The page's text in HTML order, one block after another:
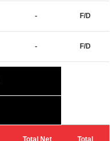
- F/D
- F/D
Total Net Total